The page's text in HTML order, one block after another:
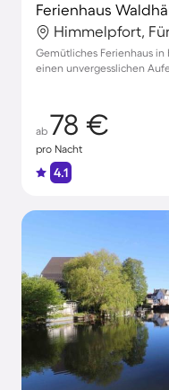
Ferienhaus
Gemütliches Ferienhaus
einen unvergesslichen
ab 78 €
pro Nacht
4.1